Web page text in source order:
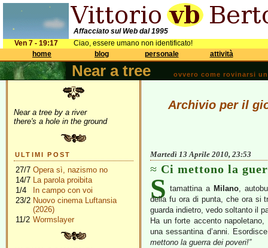
Affacciato sul Web dal 1995
Ven 7 - 19:17
Ciao, essere umano non identificato!
home
blog personale attività
Near a tree ovvero come rovinarsi
Near a tree by a river
there's a hole in the ground
ULTIMI POST
27/7 Opera sì, nazismo no
14/7 La parola proibita
1/4
In campo con voi
23/2 Nuovo cinema Luftansia
(2026)
11/2 Wormslayer
Archivio per il
Martedì 13 Aprile 2010, 23:53
Ci mettono la
S tamattina a Milano,
della fu ora di punta, che ora si
guarda indietro, vedo soltanto il
Ha un forte accento
una sessantina d’anni.
mettono la guerra dei poveri!”